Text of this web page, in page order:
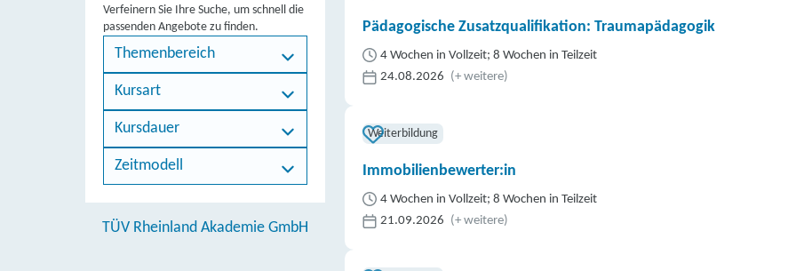
Verfeinern Sie Ihre Suche, um schnell die
passenden Angebote zu finden.
Themenbereich
Kursart
Kursdauer
Zeitmodell
TÜV Rheinland Akademie GmbH
Pädagogische Zusatzqualifikation: Traumapädagogik
4 Wochen in Vollzeit; 8 Wochen in Teilzeit
24.08.2026 (+ weitere)
Weiterbildung
Immobilienbewerter:in
4 Wochen in Vollzeit; 8 Wochen in Teilzeit
21.09.2026 (+ weitere)